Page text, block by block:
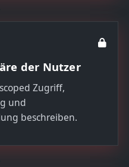
der Nutzer
Zugriff,
und
beschreiben.